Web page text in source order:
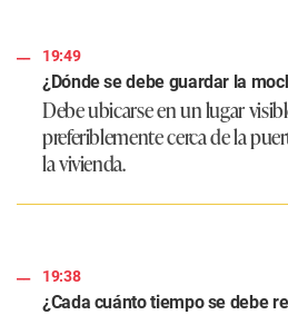
19:49
¿Dónde se debe guardar la
Debe ubicarse en un lugar
preferiblemente cerca de la
la vivienda.
19:38
¿Cada cuánto tiempo se debe